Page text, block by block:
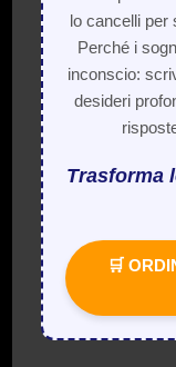
lo cancelli per
Perché i
inconscio:
desideri
Trasforma
🛒